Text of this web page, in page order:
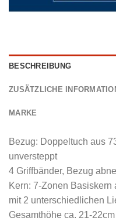
BESCHREIBUNG
ZUSÄTZLICHE
MARKE
Bezug: Doppeltuch aus
unversteppt
4 Griffbänder, Bezug
Kern: 7-Zonen Basiskern
mit 2 unterschiedlichen
Gesamthöhe ca. 21-22cm